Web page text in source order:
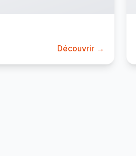
Découvrir →